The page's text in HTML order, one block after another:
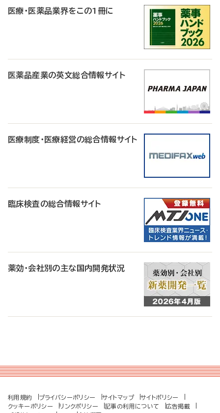
医療・医薬品業界をこの1冊に
医薬品産業の英文総合情報サイト
医療制度・医療経営の総合情報サイト
臨床検査の総合情報サイト
薬効・会社別の主な国内開発状況
利用規約 プライバシーポリシー サイトマップ
サイトポリシー
クッキーポリシー
リンクポリシー 記事の利用について
広告掲載